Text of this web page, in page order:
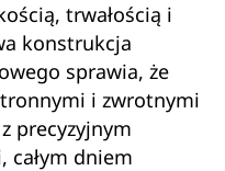
trwałością i
konstrukcja
sprawia, że
i zwrotnymi
precyzyjnym
całym dniem